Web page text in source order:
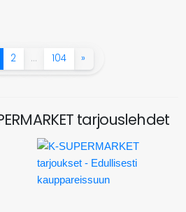
2 … 104 »
tarjouslehdet